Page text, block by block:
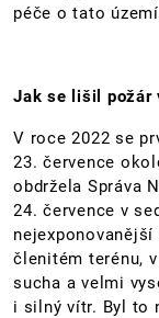
péče o tato
Jak se lišil požár
V roce 2022 se
23. července
obdržela Správa
24. července v
členitém terénu,
sucha a velmi
i silný vítr. Byl to